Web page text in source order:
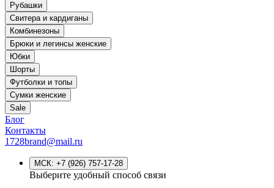
Рубашки
Свитера и кардиганы
Комбинезоны
Брюки и легинсы женские
Юбки
Шорты
Футболки и топы
Сумки женские
Sale
Блог
Контакты
1728brand@mail.ru
МСК: +7 (926) 757-17-28
Выберите удобный способ связи